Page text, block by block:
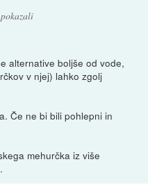
alternative boljše od vode,
v njej) lahko zgolj
Če ne bi bili pohlepni in
mehurčka iz više